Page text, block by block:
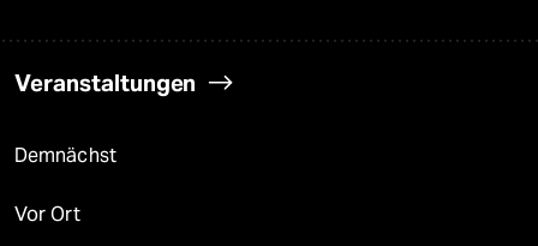
Veranstaltungen
Demnächst
Vor Ort